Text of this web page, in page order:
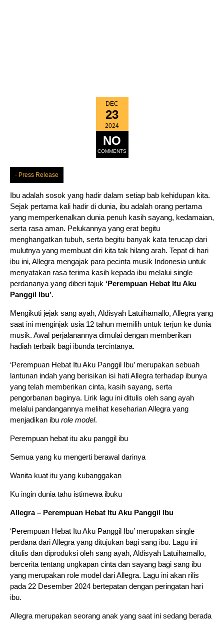
DEC
23
2024
NO
COMMENTS
Press Release
Ibu adalah sosok yang hadir dalam setiap bab kehidupan kita.
Sejak pertama kali hadir di dunia, ibu adalah orang pertama
yang memperkenalkan dunia penuh kasih sayang, kedamaian,
serta rasa aman. Pelukannya yang erat begitu
menghangatkan tubuh, serta begitu banyak kata terucap dari
mulutnya yang membuat diri kita tak hilang arah. Tepat di hari
ibu ini, Allegra mengajak para pecinta musik Indonesia untuk
menyatakan rasa terima kasih kepada ibu melalui single
perdananya yang diberi tajuk ‘Perempuan Hebat Itu Aku
Panggil Ibu’.
Mengikuti jejak sang ayah, Aldisyah Latuihamallo, Allegra yang
saat ini menginjak usia 12 tahun memilih untuk terjun ke dunia
musik. Awal perjalanannya dimulai dengan memberikan
hadiah terbaik bagi ibunda tercintanya.
‘Perempuan Hebat Itu Aku Panggil Ibu’ merupakan sebuah
lantunan indah yang berisikan isi hati Allegra terhadap ibunya
yang telah memberikan cinta, kasih sayang, serta
pengorbanan baginya. Lirik lagu ini ditulis oleh sang ayah
melalui pandangannya melihat keseharian Allegra yang
menjadikan ibu role model.
Perempuan hebat itu aku panggil ibu
Semua yang ku mengerti berawal darinya
Wanita kuat itu yang kubanggakan
Ku ingin dunia tahu istimewa ibuku
Allegra – Perempuan Hebat Itu Aku Panggil Ibu
‘Perempuan Hebat Itu Aku Panggil Ibu’ merupakan single
perdana dari Allegra yang ditujukan bagi sang ibu. Lagu ini
ditulis dan diproduksi oleh sang ayah, Aldisyah Latuihamallo,
bercerita tentang ungkapan cinta dan sayang bagi sang ibu
yang merupakan role model dari Allegra. Lagu ini akan rilis
pada 22 Desember 2024 bertepatan dengan peringatan hari
ibu.
Allegra merupakan seorang anak yang saat ini sedang berada